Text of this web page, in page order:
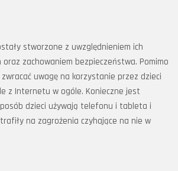
stworzone z uwzględnieniem ich
zachowaniem bezpieczeństwa. Pomimo
uwagę na korzystanie przez dzieci
z Internetu w ogóle. Konieczne jest
dzieci używają telefonu i tableta i
na zagrożenia czyhające na nie w